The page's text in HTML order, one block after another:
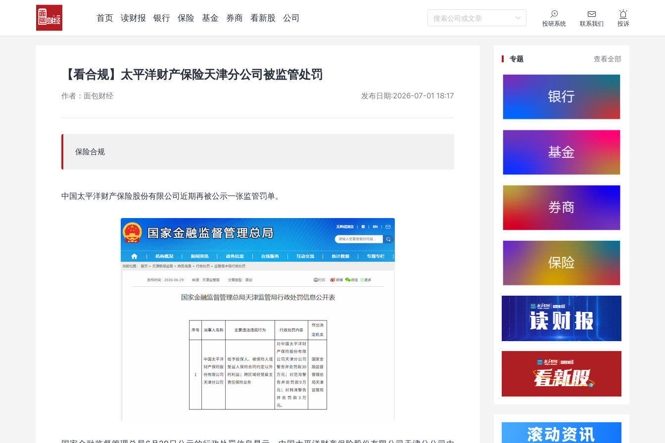
首页 读财报 银行 保险 基金 券商 看新股 公司 搜索公司或文章
投研系统 联系我们 投诉
【看合规】太平洋财产保险天津分公司被监管处罚
作者：面包财经 发布日期:2026-07-01 18:17
保险合规
中国太平洋财产保险股份有限公司近期再被公示一张监管罚单。
专题 查看全部